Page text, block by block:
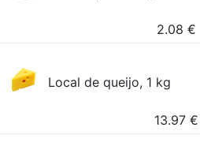
2.08 €
Local de queijo, 1 kg
13.97 €